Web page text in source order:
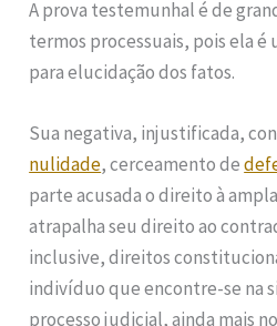
A prova testemunhal é de
termos processuais, pois ela é
para elucidação dos fatos.
Sua negativa, injustificada,
nulidade, cerceamento de
parte acusada o direito à
atrapalha seu direito ao
inclusive, direitos
indivíduo que encontre-se na
processo judicial, ainda mais